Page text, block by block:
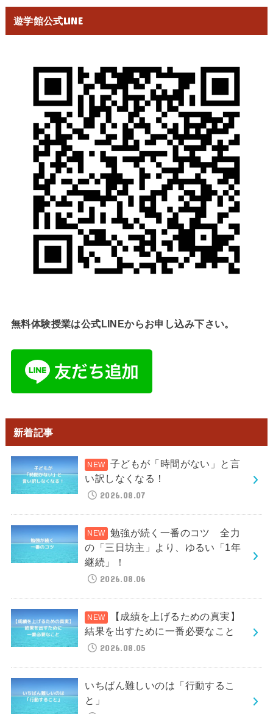
遊学館公式LINE
無料体験授業は公式LINEからお申し込み下さい。
新着記事
子どもが「時間がない」と言
い訳しなくなる！
2026.08.07
勉強が続く一番のコツ 全力
の「三日坊主」より、ゆるい「1年
継続」！
2026.08.06
【成績を上げるための真実】
結果を出すために一番必要なこと
2026.08.05
いちばん難しいのは「行動するこ
と」